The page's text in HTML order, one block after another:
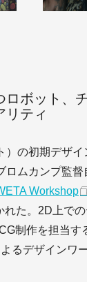
ロボット、
リティ
）の初期デザイ
ロムカンプ監督
Workshop
れた。2D上で
制作を担当す
るデザインワ